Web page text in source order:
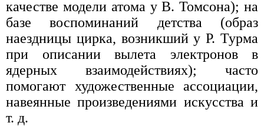
качестве модели атома у В. Томсона); на
базе воспоминаний детства (образ
наездницы цирка, возникший у Р. Турма
при описании вылета электронов в
ядерных взаимодействиях); часто
помогают художественные ассоциации,
навеянные произведениями искусства и
т. д.